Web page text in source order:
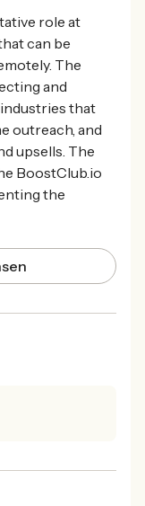
role at
can be
The
and
that
outreach, and
upsells. The
BoostClub.io
the